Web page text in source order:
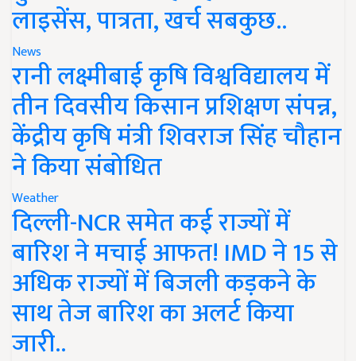
लाइसेंस, पात्रता, खर्च सबकुछ..
News
रानी लक्ष्मीबाई कृषि विश्वविद्यालय में
तीन दिवसीय किसान प्रशिक्षण संपन्न,
केंद्रीय कृषि मंत्री शिवराज सिंह चौहान
ने किया संबोधित
Weather
दिल्ली-NCR समेत कई राज्यों में
बारिश ने मचाई आफत! IMD ने 15 से
अधिक राज्यों में बिजली कड़कने के
साथ तेज बारिश का अलर्ट किया
जारी..